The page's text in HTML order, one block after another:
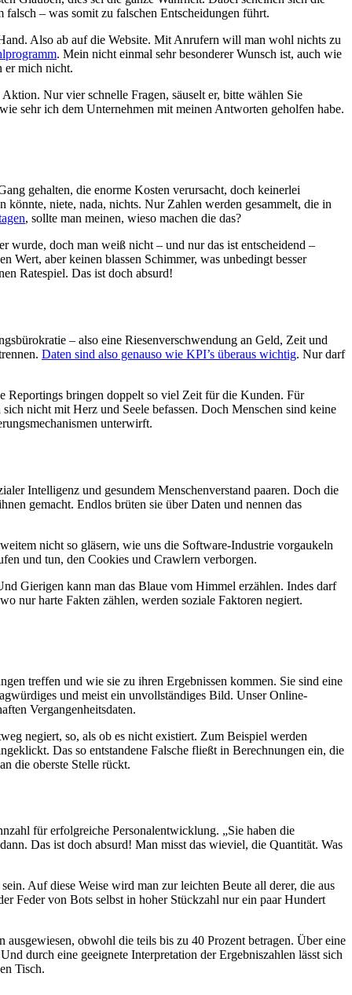
– was somit zu falschen Entscheidungen führt.
Also ab auf die Website. Mit Anrufern will man wohl nichts zu
. Mein nicht einmal sehr besonderer Wunsch ist, auch wie
er mich nicht.
Nur vier schnelle Fragen, säuselt er, bitte wählen Sie
sehr ich dem Unternehmen mit meinen Antworten geholfen habe.
gehalten, die enorme Kosten verursacht, doch keinerlei
niete, nada, nichts. Nur Zahlen werden gesammelt, die in
, sollte man meinen, wieso machen die das?
wurde, doch man weiß nicht – und nur das ist entscheidend –
Wert, aber keinen blassen Schimmer, was unbedingt besser
Ratespiel. Das ist doch absurd!
– also eine Riesenverschwendung an Geld, Zeit und
Daten sind also genauso wie KPI’s überaus wichtig. Nur darf
Reportings bringen doppelt so viel Zeit für die Kunden. Für
nicht mit Herz und Seele befassen. Doch Menschen sind keine
unterwirft.
Intelligenz und gesundem Menschenverstand paaren. Doch die
gemacht. Endlos brüten sie über Daten und nennen das
nicht so gläsern, wie uns die Software-Industrie vorgaukeln
und tun, den Cookies und Crawlern verborgen.
Gierigen kann man das Blaue vom Himmel erzählen. Indes darf
nur harte Fakten zählen, werden soziale Faktoren negiert.
treffen und wie sie zu ihren Ergebnissen kommen. Sie sind eine
und meist ein unvollständiges Bild. Unser Online-
Vergangenheitsdaten.
negiert, so, als ob es nicht existiert. Zum Beispiel werden
Das so entstandene Falsche fließt in Berechnungen ein, die
die oberste Stelle rückt.
für erfolgreiche Personalentwicklung. „Sie haben die
Das ist doch absurd! Man misst das wieviel, die Quantität. Was
Auf diese Weise wird man zur leichten Beute all derer, die aus
Feder von Bots selbst in hoher Stückzahl nur ein paar Hundert
ausgewiesen, obwohl die teils bis zu 40 Prozent betragen. Über eine
durch eine geeignete Interpretation der Ergebniszahlen lässt sich
Tisch.